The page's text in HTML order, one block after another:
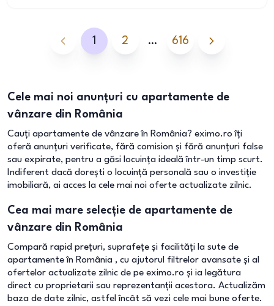
1 2 … 616
Cele mai noi anunțuri cu apartamente de
vânzare din România
Cauți apartamente de vânzare în România? eximo.ro îți
oferă anunțuri verificate, fără comision și fără anunțuri false
sau expirate, pentru a găsi locuința ideală într-un timp scurt.
Indiferent dacă dorești o locuință personală sau o investiție
imobiliară, ai acces la cele mai noi oferte actualizate zilnic.
Cea mai mare selecție de apartamente de
vânzare din România
Compară rapid prețuri, suprafețe și facilități la sute de
apartamente în România , cu ajutorul filtrelor avansate și al
ofertelor actualizate zilnic de pe eximo.ro și ia legătura
direct cu proprietarii sau reprezentanții acestora. Actualizăm
baza de date zilnic, astfel încât să vezi cele mai bune oferte.